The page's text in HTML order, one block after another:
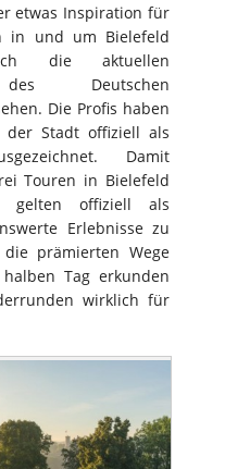
etwas Inspiration für
in und um Bielefeld
die aktuellen
des Deutschen
Die Profis haben
Stadt offiziell als
Damit
Touren in Bielefeld
gelten offiziell als
Erlebnisse zu
prämierten Wege
Tag erkunden
wirklich für